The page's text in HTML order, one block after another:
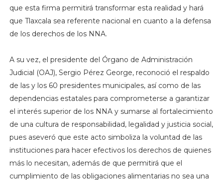
que esta firma permitirá transformar esta realidad y hará
que Tlaxcala sea referente nacional en cuanto a la defensa
de los derechos de los NNA.
A su vez, el presidente del Órgano de Administración
Judicial (OAJ), Sergio Pérez George, reconoció el respaldo
de las y los 60 presidentes municipales, así como de las
dependencias estatales para comprometerse a garantizar
el interés superior de los NNA y sumarse al fortalecimiento
de una cultura de responsabilidad, legalidad y justicia social,
pues aseveró que este acto simboliza la voluntad de las
instituciones para hacer efectivos los derechos de quienes
más lo necesitan, además de que permitirá que el
cumplimiento de las obligaciones alimentarias no sea una